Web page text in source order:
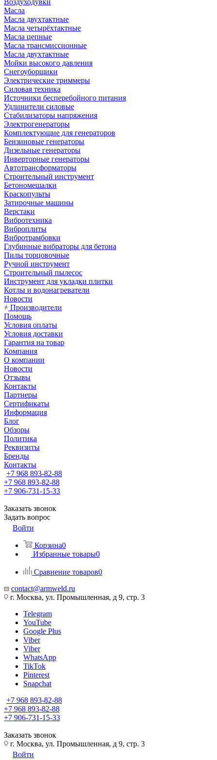
Воздуходувки
Масла
Масла двухтактные
Масла четырёхтактные
Масла цепные
Масла трансмиссионные
Масла двухтактные
Мойки высокого давления
Снегоуборщики
Электрические триммеры
Силовая техника
Источники бесперебойного питания
Удлинители силовые
Стабилизаторы напряжения
Электрогенераторы
Комплектующие для генераторов
Бензиновые генераторы
Дизельные генераторы
Инверторные генераторы
Автотрансформаторы
Строительный инструмент
Бетономешалки
Краскопульты
Затирочные машины
Верстаки
Вибротехника
Виброплиты
Вибротрамбовки
Глубинные вибраторы для бетона
Пилы торцовочные
Ручной инструмент
Строительный пылесос
Инструмент для укладки плитки
Котлы и водонагреватели
Новости
Производители
Помощь
Условия оплаты
Условия доставки
Гарантия на товар
Компания
О компании
Новости
Отзывы
Контакты
Партнеры
Сертификаты
Информация
Блог
Обзоры
Политика
Реквизиты
Бренды
Контакты
+7 968 893-82-88
+7 968 893-82-88
+7 906-731-15-33
Заказать звонок
Задать вопрос
Войти
Корзина0
Избранные товары0
Сравнение товаров0
contact@armweld.ru
г. Москва, ул. Промышленная, д 9, стр. 3
Telegram
YouTube
Google Plus
Viber
Viber
WhatsApp
TikTok
Pinterest
Snapchat
+7 968 893-82-88
+7 968 893-82-88
+7 906-731-15-33
Заказать звонок
г. Москва, ул. Промышленная, д 9, стр. 3
Войти